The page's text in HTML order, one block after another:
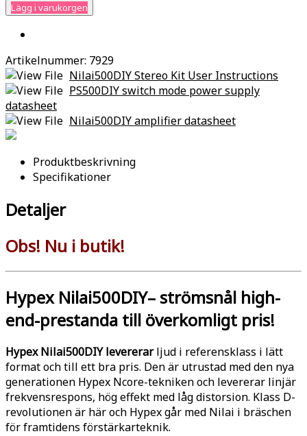
Lägg i varukorgen
Artikelnummer: 7929
Nilai500DIY Stereo Kit User Instructions
PS500DIY switch mode power supply
datasheet
Nilai500DIY amplifier datasheet
Produktbeskrivning
Specifikationer
Detaljer
Obs! Nu i butik!
Hypex Nilai500DIY– strömsnål high-
end-prestanda till överkomligt pris!
Hypex Nilai500DIY levererarljud i referensklass i lätt
format och till ett bra pris. Den är utrustad med den nya
generationen Hypex Ncore-tekniken och levererar linjär
frekvensrespons, hög effekt med låg distorsion. Klass D-
revolutionen är här och Hypex går med Nilai i bräschen
för framtidens förstärkarteknik.